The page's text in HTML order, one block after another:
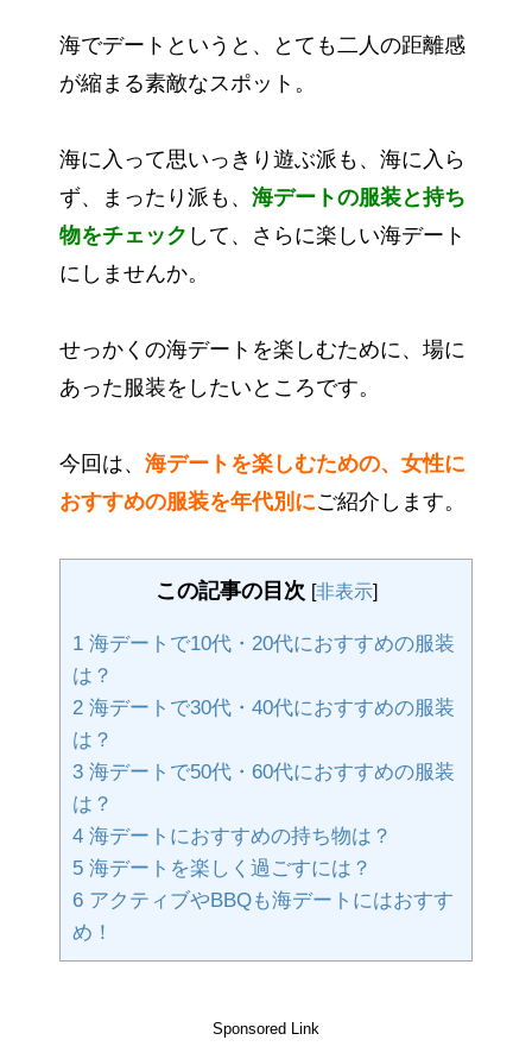
海でデートというと、とても二人の距離感
が縮まる素敵なスポット。
海に入って思いっきり遊ぶ派も、海に入ら
ず、まったり派も、 海デートの服装と持ち
物をチェック して、さらに楽しい海デート
にしませんか。
せっかくの海デートを楽しむために、場に
あった服装をしたいところです。
今回は、 海デートを楽しむための、女性に
おすすめの服装を年代別にご紹介します。
この記事の目次 [非表示]
1 海デートで10代・20代におすすめの服装
は？
2 海デートで30代・40代におすすめの服装
は？
3 海デートで50代・60代におすすめの服装
は？
4 海デートにおすすめの持ち物は？
5 海デートを楽しく過ごすには？
6 アクティブやBBQも海デートにはおすす
め！
Sponsored Link